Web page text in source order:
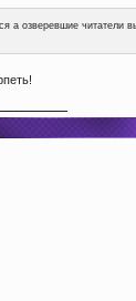
а озверевшие читатели